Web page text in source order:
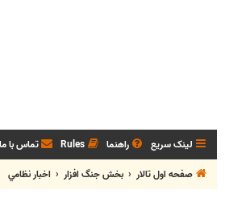
لینک سریع راهنما Rules تماس با ما
صفحه اول تالار
بخش جنگ افزار اخبار نظامي